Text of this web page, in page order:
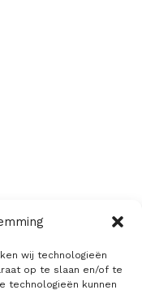
wij technologieën
op te slaan en/of te
technologieën kunnen